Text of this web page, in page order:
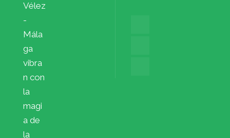
Vélez
-
Mála
ga
vibra
n con
la
magi
a de
la